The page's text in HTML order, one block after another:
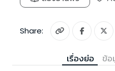
Share:
เรื่องย่อ ข้อ